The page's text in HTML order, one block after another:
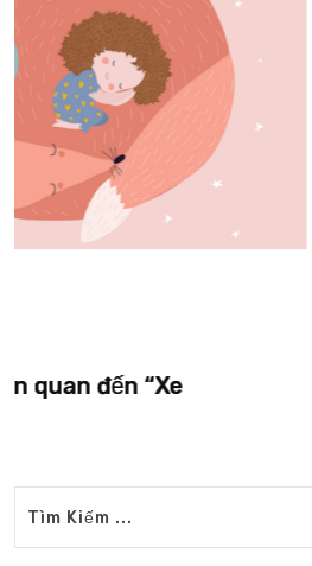
Giải mã giấc mơ liên